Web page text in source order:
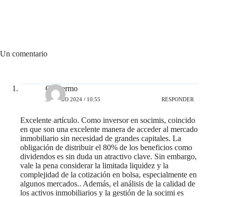
Un comentario
Guillermo
31 JULIO 2024 / 10:55 RESPONDER
Excelente artículo. Como inversor en socimis, coincido
en que son una excelente manera de acceder al mercado
inmobiliario sin necesidad de grandes capitales. La
obligación de distribuir el 80% de los beneficios como
dividendos es sin duda un atractivo clave. Sin embargo,
vale la pena considerar la limitada liquidez y la
complejidad de la cotización en bolsa, especialmente en
algunos mercados.. Además, el análisis de la calidad de
los activos inmobiliarios y la gestión de la socimi es